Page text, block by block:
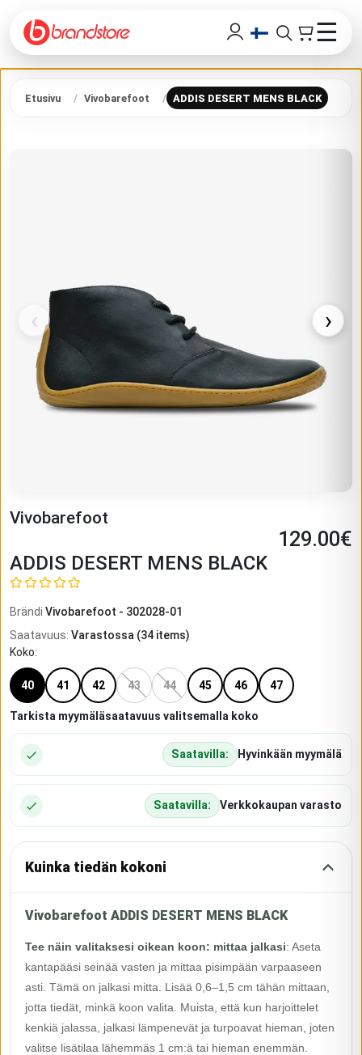
☰
Etusivu Vivobarefoot ADDIS DESERT MENS BLACK
‹ ›
Vivobarefoot
129.00€
ADDIS DESERT MENS BLACK
Brändi Vivobarefoot - 302028-01
Saatavuus: Varastossa (34 items)
Koko:
40 41 42 43 44 45 46 47
Tarkista myymäläsaatavuus valitsemalla koko
Saatavilla: Hyvinkään myymälä
Saatavilla: Verkkokaupan varasto
Kuinka tiedän kokoni
Vivobarefoot ADDIS DESERT MENS BLACK
Tee näin valitaksesi oikean koon: mittaa jalkasi: Aseta
kantapääsi seinää vasten ja mittaa pisimpään varpaaseen
asti. Tämä on jalkasi mitta. Lisää 0,6–1,5 cm tähän mittaan,
jotta tiedät, minkä koon valita. Muista, että kun harjoittelet
kenkiä jalassa, jalkasi lämpenevät ja turpoavat hieman, joten
valitse lisätilaa lähemmäs 1 cm:ä tai hieman enemmän.